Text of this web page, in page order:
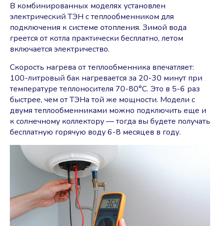
В комбинированных моделях установлен
электрический ТЭН с теплообменником для
подключения к системе отопления. Зимой вода
греется от котла практически бесплатно, летом
включается электричество.
Скорость нагрева от теплообменника впечатляет:
100-литровый бак нагревается за 20-30 минут при
температуре теплоносителя 70-80°C. Это в 5-6 раз
быстрее, чем от ТЭНа той же мощности. Модели с
двумя теплообменниками можно подключить еще и
к солнечному коллектору ― тогда вы будете получать
бесплатную горячую воду 6-8 месяцев в году.